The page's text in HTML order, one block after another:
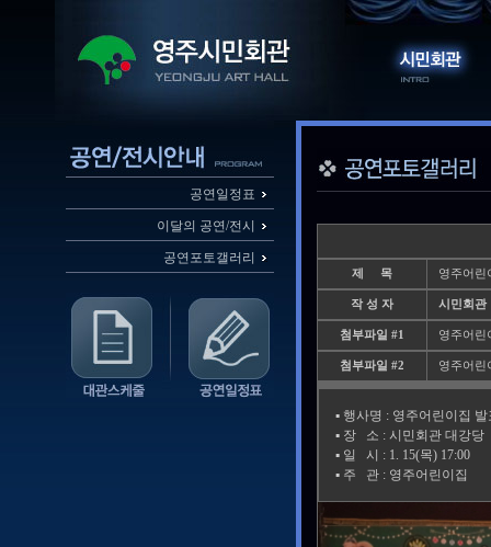
공연일정표
이달의 공연/전시
공연포토갤러리
제 목 영주어린
작 성 자 시민회관
첨부파일 #1 영주어린
첨부파일 #2 영주어린
▪️ 행사명 : 영주어린이집 발
▪️ 장 소 : 시민회관 대강당
▪️ 일 시 : 1. 15(목) 17:00
▪️ 주 관 : 영주어린이집